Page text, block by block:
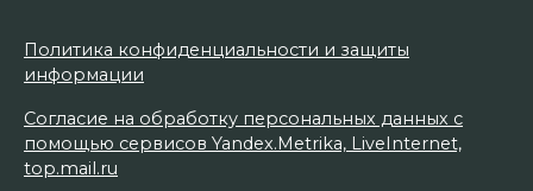
Политика конфиденциальности и защиты
информации
Согласие на обработку персональных данных с
помощью сервисов Yandex.Metrika, LiveInternet,
top.mail.ru